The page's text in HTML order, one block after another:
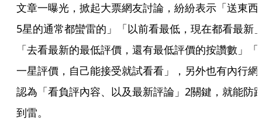
文章一曝光，掀起大票網友討論，紛紛表示「送東西
5星的通常都蠻雷的」「以前看最低，現在都看最新
「去看最新的最低評價，還有最低評價的按讚數」「
一星評價，自己能接受就試看看」，另外也有內行網
認為「看負評內容、以及最新評論」2關鍵，就能防
到雷。